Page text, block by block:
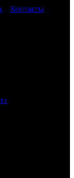
Контакты